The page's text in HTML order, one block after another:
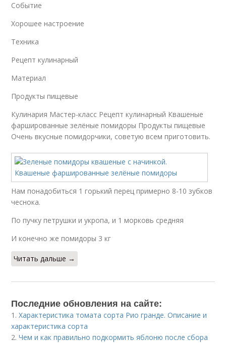
Событие
Хорошее настроение
Техника
Рецепт кулинарный
Материал
Продукты пищевые
Кулинария Мастер-класс Рецепт кулинарный Квашеные
фаршированные зелёные помидоры Продукты пищевые
Очень вкусные помидорчики, советую всем приготовить.
Нам понадобиться 1 горький перец примерно 8-10 зубков
чеснока.
По пучку петрушки и укропа, и 1 морковь средняя
И конечно же помидоры 3 кг
Читать дальше →
Последние обновления на сайте:
1.Характеристика томата сорта Рио гранде. Описание и
характеристика сорта
2.Чем и как правильно подкормить яблоню после сбора